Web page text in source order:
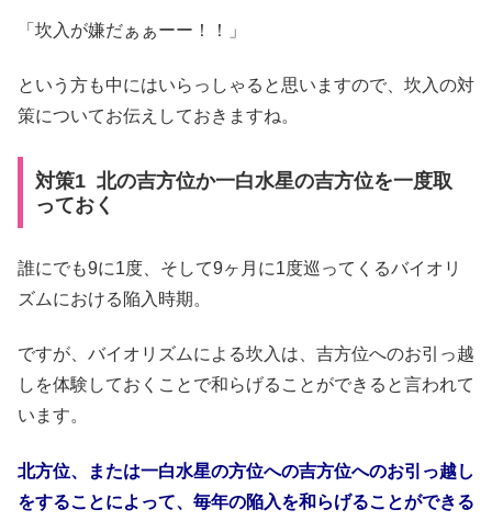
「坎入が嫌だぁぁーー！！」
という方も中にはいらっしゃると思いますので、坎入の対
策についてお伝えしておきますね。
対策1 北の吉方位か一白水星の吉方位を一度取
っておく
誰にでも9に1度、そして9ヶ月に1度巡ってくるバイオリ
ズムにおける陥入時期。
ですが、バイオリズムによる坎入は、吉方位へのお引っ越
しを体験しておくことで和らげることができると言われて
います。
北方位、または一白水星の方位への吉方位へのお引っ越し
をすることによって、毎年の陥入を和らげることができる